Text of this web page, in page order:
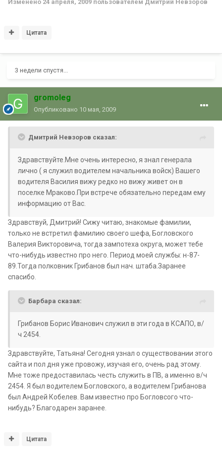
Изменено 24 апреля, 2009 пользователем Дмитрий Невзоров
Цитата
3 недели спустя...
gromoleg
Опубликовано 10 мая, 2009
Дмитрий Невзоров сказал:
Здравствуйте.Мне очень интересно, я знал генерала
лично ( я служил водителем начальника войск) Вашего
водителя Василия вижу редко но вижу живет он в
поселке Мраково.При встрече обязательно передам ему
информацию от Вас.
Здравствуй, Дмитрий! Сижу читаю, знакомые фамилии,
только не встретил фамилию своего шефа, Богловского
Валерия Викторовича, тогда зампотеха округа, может тебе
что-нибудь известно про него. Период моей службы: н-87-
89.Тогда полковник Грибанов был нач. штаба.Заранее
спасибо.
Барбара сказал:
Грибанов Борис Иванович служил в эти года в КСАПО, в/
ч 2454.
Здравствуйте, Татьяна! Сегодня узнал о существовании этого
сайта и пол дня уже провожу, изучая его, очень рад этому.
Мне тоже предоставилась честь служить в ПВ, а именно в/ч
2454. Я был водителем Богловского, а водителем Грибанова
был Андрей Кобелев. Вам известно про Богловсого что-
нибудь? Благодарен заранее.
Цитата